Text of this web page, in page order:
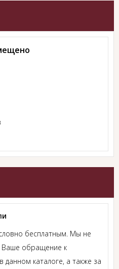
бесплатным. Мы не
Ваше обращение к
каталоге, а также за